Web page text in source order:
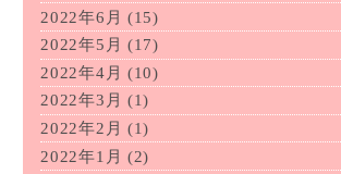
2022年6月 (15)
2022年5月 (17)
2022年4月 (10)
2022年3月 (1)
2022年2月 (1)
2022年1月 (2)